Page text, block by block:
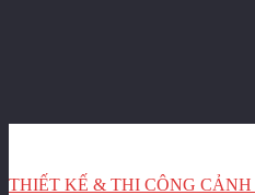
THIẾT KẾ & THI CÔNG